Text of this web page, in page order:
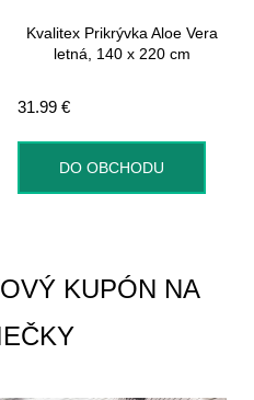
Kvalitex Prikrývka Aloe Vera
letná, 140 x 220 cm
31.99 €
DO OBCHODU
KUPÓN NA